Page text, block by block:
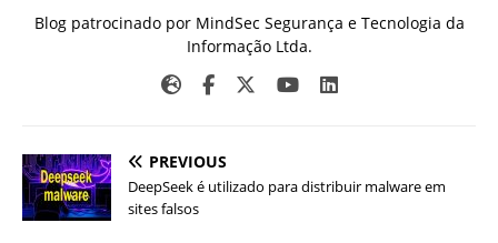
Blog patrocinado por MindSec Segurança e Tecnologia da
Informação Ltda.
PREVIOUS
DeepSeek é utilizado para distribuir malware em
sites falsos